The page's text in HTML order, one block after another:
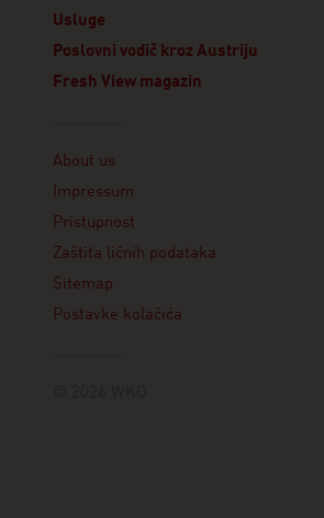
Usluge
Poslovni vodič kroz Austriju
Fresh View magazin
About us
Impressum
Pristupnost
Zaštita ličnih podataka
Sitemap
Postavke kolačića